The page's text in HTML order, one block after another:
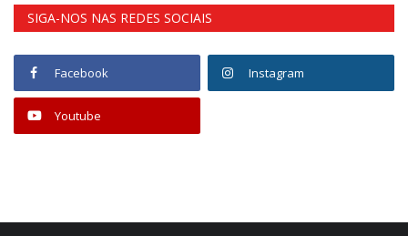
SIGA-NOS NAS REDES SOCIAIS
Facebook Instagram
Youtube